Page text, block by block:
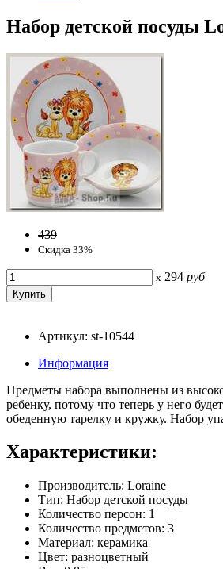
Набор детской посуды
439
Скидка 33%
x 294 руб
Артикул: st-10544
Информация
Предметы набора выполнены из
ребенку, потому что теперь у него
обеденную тарелку и кружку. Набор
Характеристики:
Производитель: Loraine
Тип: Набор детской посуды
Количество персон: 1
Количество предметов: 3
Материал: керамика
Цвет: разноцветный